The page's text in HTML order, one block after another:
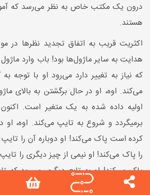
درون یک مکتب خاص به نظر می‌رسد که
هستند.
اکثریت قریب به اتفاق تجدید نظرها در
هدایت به سایر ماژول‌ها بود! باب وارد
که نیاز به تغییر دارد می‌رود او با توجه
می‌کند. اوه، او در حال برگشتن به بالای
اولیه داده شده به یک متغیر است. اکنون
برمیگردد و شروع به تایپ می‌کند. اوه، او
کرده است پاک می‌کند! او دوباره آن را
را پاک می‌کند! او نیمی از چیز دیگری را
پاک می‌کند! او به تابع دیگری می‌رود که
می‌دهد را صدا میزند تا ببیند چگونه آن